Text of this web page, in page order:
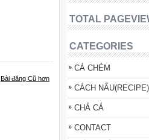
Bài đăng Cũ hơn
TOTAL
CATEGORIES
CÁ CHẺM
CÁCH NẤU(RECIPE)
CHẢ CÁ
CONTACT